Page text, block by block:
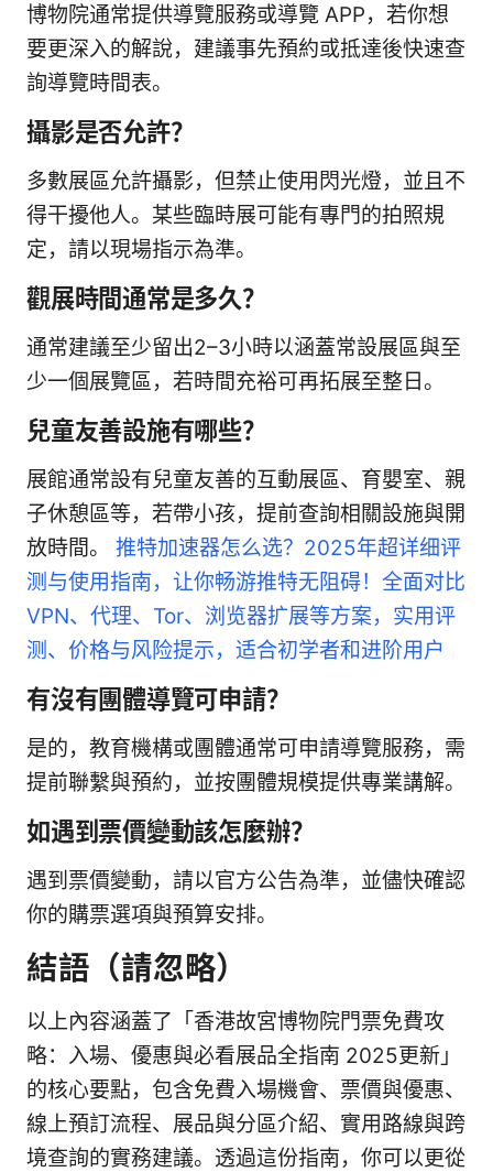
博物院通常提供導覽服務或導覽 APP，若你想
要更深入的解說，建議事先預約或抵達後快速查
詢導覽時間表。
攝影是否允許？
多數展區允許攝影，但禁止使用閃光燈，並且不
得干擾他人。某些臨時展可能有專門的拍照規
定，請以現場指示為準。
觀展時間通常是多久？
通常建議至少留出2–3小時以涵蓋常設展區與至
少一個展覽區，若時間充裕可再拓展至整日。
兒童友善設施有哪些？
展館通常設有兒童友善的互動展區、育嬰室、親
子休憩區等，若帶小孩，提前查詢相關設施與開
放時間。 推特加速器怎么选？2025年超详细评
测与使用指南，让你畅游推特无阻碍！全面对比
VPN、代理、Tor、浏览器扩展等方案，实用评
测、价格与风险提示，适合初学者和进阶用户
有沒有團體導覽可申請？
是的，教育機構或團體通常可申請導覽服務，需
提前聯繫與預約，並按團體規模提供專業講解。
如遇到票價變動該怎麼辦？
遇到票價變動，請以官方公告為準，並儘快確認
你的購票選項與預算安排。
結語（請忽略）
以上內容涵蓋了「香港故宮博物院門票免費攻
略：入場、優惠與必看展品全指南 2025更新」
的核心要點，包含免費入場機會、票價與優惠、
線上預訂流程、展品與分區介紹、實用路線與跨
境查詢的實務建議。透過這份指南，你可以更從